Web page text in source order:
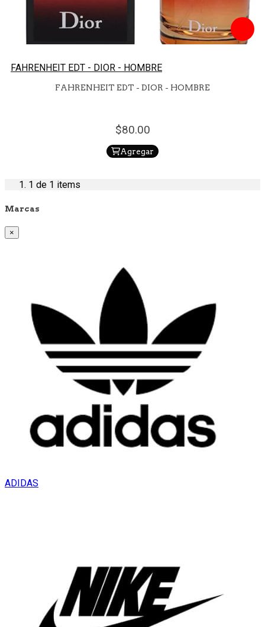
FAHRENHEIT EDT - DIOR - HOMBRE
FAHRENHEIT EDT - DIOR - HOMBRE
80.00
Agregar
1 de 1 items
Marcas
×
ADIDAS